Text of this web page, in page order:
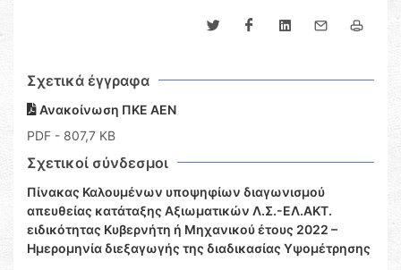
Σχετικά έγγραφα
Ανακοίνωση ΠΚΕ ΑΕΝ
PDF - 807,7 KB
Σχετικοί σύνδεσμοι
Πίνακας Καλουμένων υποψηφίων διαγωνισμού
απευθείας κατάταξης Αξιωματικών Λ.Σ.-ΕΛ.ΑΚΤ.
ειδικότητας Κυβερνήτη ή Μηχανικού έτους 2022 –
Ημερομηνία διεξαγωγής της διαδικασίας Yψομέτρησης